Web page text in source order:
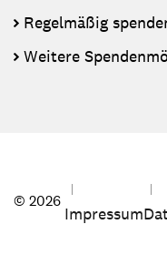
Regelmäßig
Weitere
© 2026
Impressum